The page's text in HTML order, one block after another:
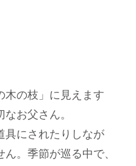
木の枝」に見えます
お父さん。
具にされたりしなが
。季節が巡る中で、